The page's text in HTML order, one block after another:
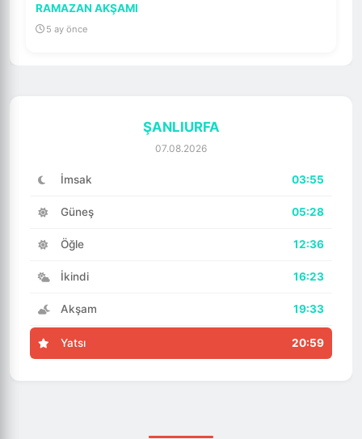
RAMAZAN AKŞAMI
5 ay önce
ŞANLIURFA
07.08.2026
İmsak 03:55
Güneş 05:28
Öğle 12:36
İkindi 16:23
Akşam 19:33
Yatsı 20:59